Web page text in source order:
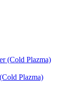
Plazma)